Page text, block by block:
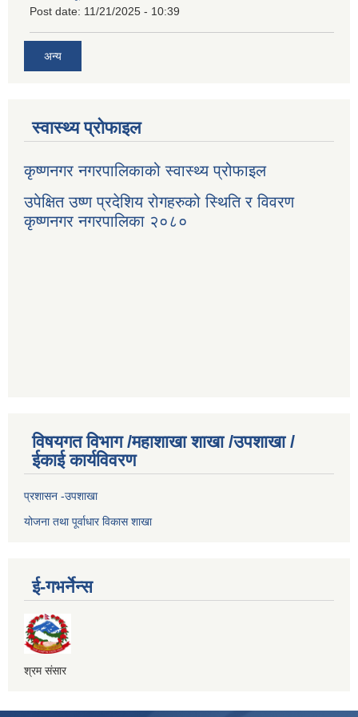
Post date: 11/21/2025 - 10:39
अन्य
स्वास्थ्य प्रोफाइल
कृष्णनगर नगरपालिकाको स्वास्थ्य प्रोफाइल
उपेक्षित उष्ण प्रदेशिय रोगहरुको स्थिति र विवरण
कृष्णनगर नगरपालिका २०८०
विषयगत विभाग /महाशाखा शाखा /उपशाखा /
ईकाई कार्यविवरण
प्रशासन -उपशाखा
योजना तथा पूर्वाधार विकास शाखा
ई-गभर्नेन्स
श्रम संसार